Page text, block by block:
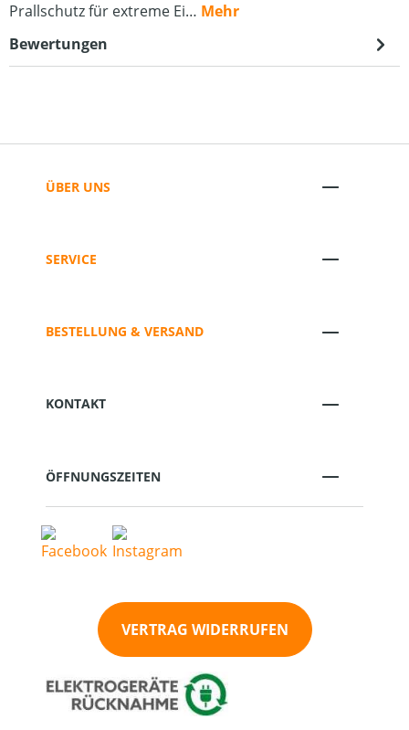
Prallschutz für extreme Ei… Mehr
Bewertungen
ÜBER UNS
SERVICE
BESTELLUNG & VERSAND
KONTAKT
ÖFFNUNGSZEITEN
VERTRAG WIDERRUFEN